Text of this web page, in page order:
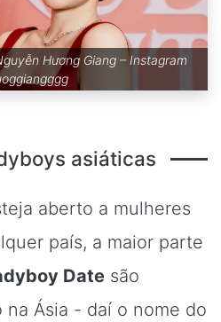
Hương Giang – Instagram
asiáticas
aberto a mulheres
país, a maior parte
Date são
na Ásia - daí o nome do